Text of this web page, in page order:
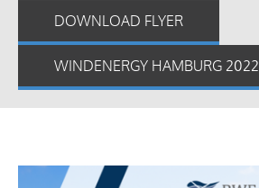
DOWNLOAD FLYER
WINDENERGY HAMBURG 2022